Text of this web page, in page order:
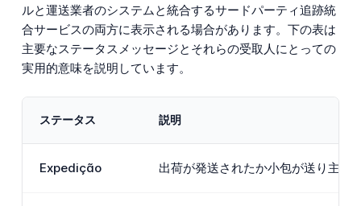
ルと運送業者のシステムと統合するサードパーティ追跡統
合サービスの両方に表示される場合があります。下の表は
主要なステータスメッセージとそれらの受取人にとっての
実用的意味を説明しています。
ステータス 説明
Expedição 出荷が発送されたか小包が送り主か